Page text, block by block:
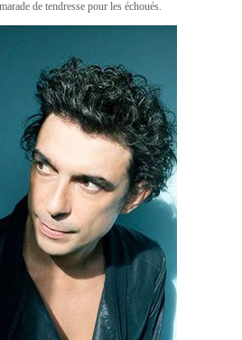
de tendresse pour les échoués.